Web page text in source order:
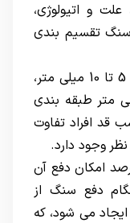
و اتیولوژی،
تقسیم بندی
اندازه سنگ ها به ترتیب 5 میلی متر، 5 تا 10 میلی متر،
میلی متر و بیشتر از 20 میلی متر طبقه بندی
قد افراد تفاوت
در کلیه تشکیل شد، 90 درصد امکان دفع آن
دفع سنگ از
می شود، که